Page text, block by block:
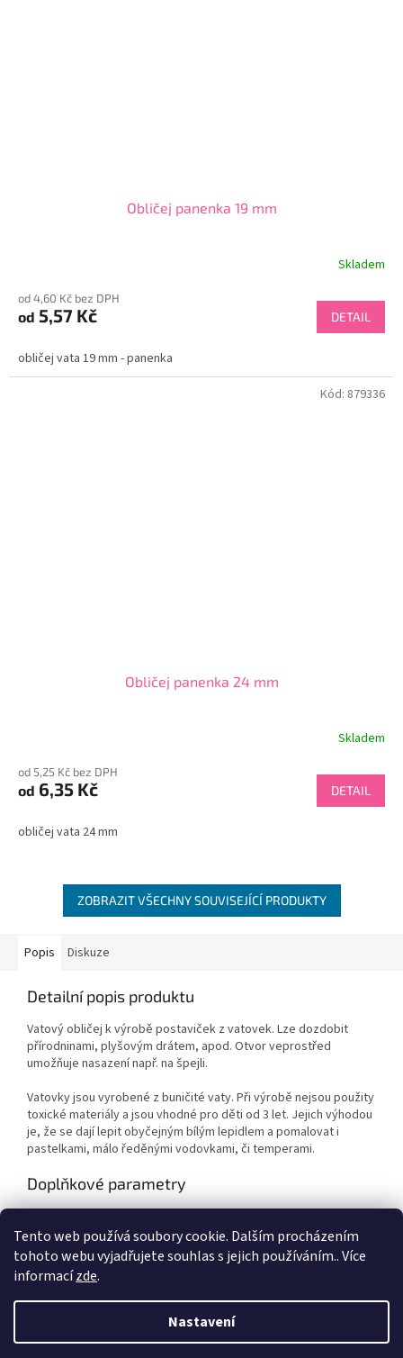
Tento web používá soubory cookie. Dalším procházením
tohoto webu vyjadřujete souhlas s jejich používáním.. Více
informacízde.
Nastavení
Obličej panenka 19 mm
Skladem
od 4,60 Kč bez DPH
od 5,57 Kč DETAIL
obličej vata 19 mm - panenka
Obličej panenka 24 mm
Skladem
od 5,25 Kč bez DPH
od 6,35 Kč DETAIL
obličej vata 24 mm
Kód: 879336
ZOBRAZIT VŠECHNY SOUVISEJÍCÍ PRODUKTY
Popis Diskuze
Detailní popis produktu
Vatový obličej k výrobě postaviček z vatovek. Lze dozdobit
přírodninami, plyšovým drátem, apod. Otvor veprostřed
umožňuje nasazení např. na špejli.
Vatovky jsou vyrobené z buničité vaty. Při výrobě nejsou použity
toxické materiály a jsou vhodné pro děti od 3 let. Jejich výhodou
je, že se dají lepit obyčejným bílým lepidlem a pomalovat i
pastelkami, málo ředěnými vodovkami, či temperami.
Doplňkové parametry
EAN: Zvolte variantu
Vytvořil Shoptet